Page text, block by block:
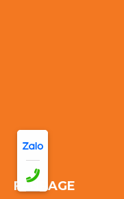
FANPAGE